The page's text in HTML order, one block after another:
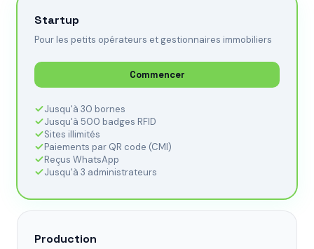
Startup
Pour les petits opérateurs et gestionnaires immobiliers
Commencer
Jusqu'à 30 bornes
Jusqu'à 500 badges RFID
Sites illimités
Paiements par QR code (CMI)
Reçus WhatsApp
Jusqu'à 3 administrateurs
Production